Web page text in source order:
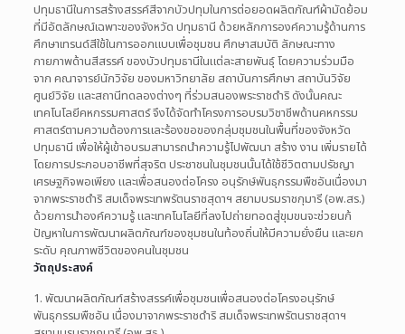
ปทุมธานีในการสร้างสรรค์สีจากบัวปทุมในการต่อยอดผลิตภัณฑ์ผ้ามัดย้อม
ที่มีอัตลักษณ์เฉพาะของจังหวัด ปทุมธานี ด้วยหลักการองค์ความรู้ด้านการ
ศึกษาเทรนด์สีใช้ในการออกแบบเพื่อชุมชน ศึกษาสมบัติ ลักษณะทาง
กายภาพด้านสีสรรค์ ของบัวปทุมธานีในแต่ละสายพันธุ์ โดยความร่วมมือ
จาก คณาจารย์นักวิจัย ของมหาวิทยาลัย สถาบันการศึกษา สถาบันวิจัย
ศูนย์วิจัย และสถานีทดลองต่างๆ ที่ร่วมสนองพระราชดำริ ดังนั้นคณะ
เทคโนโลยีคหกรรมศาสตร์ จึงได้จัดทำโครงการอบรมวิชาชีพด้านคหกรรม
ศาสตร์ตามความต้องการและร้องขอของกลุ่มชุมชนในพื้นที่ของจังหวัด
ปทุมธานี เพื่อให้ผู้เข้าอบรมสามารถนำความรู้ไปพัฒนา สร้าง งาน เพิ่มรายได้
โดยการประกอบอาชีพที่สุจริต ประชาชนในชุมชนนั้นได้ใช้ชีวิตตามปรัชญา
เศรษฐกิจพอเพียง และเพื่อสนองต่อโครง อนุรักษ์พันธุกรรมพืชอันเนื่องมา
จากพระราชดำริ สมเด็จพระเทพรัตนราชสุดาฯ สยามบรมราชกุมารี (อพ.สร.)
ด้วยการนำองค์ความรู้ และเทคโนโลยีที่ลงไปถ่ายทอดสู่ขุมขนจะช่วยนก้
ปัญหาในการพัฒนาผลิตภัณฑ์ของชุมชนในท้องถิ่นให้มีความยั่งยืน และยก
ระดับ คุณภาพชีวิตของคนในชุมชน
วัตถุประสงค์
1. พัฒนาผลิตภัณฑ์สร้างสรรค์เพื่อชุมชนเพื่อสนองต่อโครงอนุรักษ์
พันธุกรรมพืชอัน เนื่องมาจากพระราชดำริ สมเด็จพระเทพรัตนราชสุดาฯ